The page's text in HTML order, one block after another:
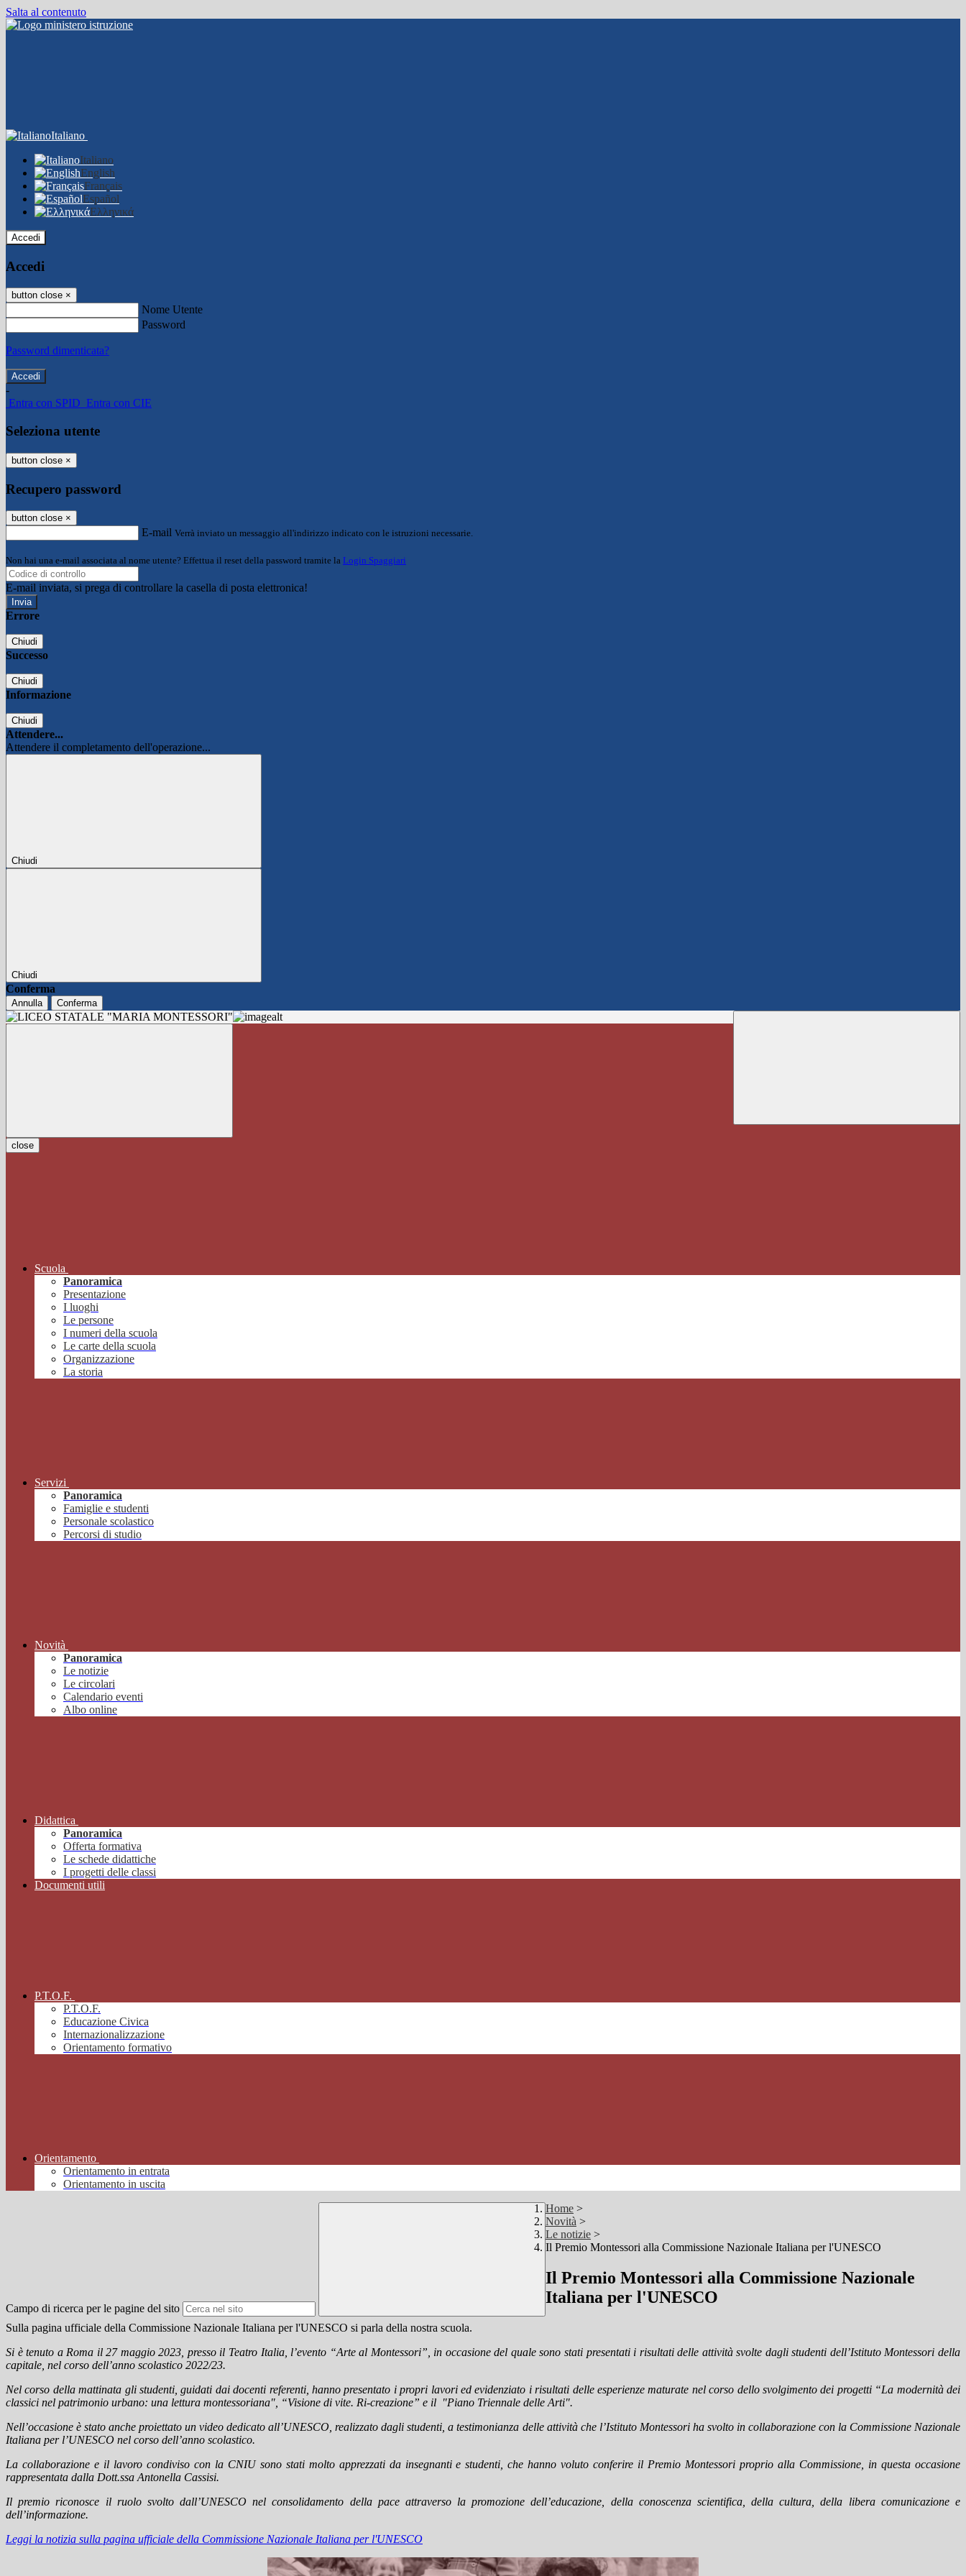
Salta al contenuto
Italiano
Italiano
English
Français
Español
Ελληνικά
Accedi
Accedi
button close ×
Nome Utente
Password
Password dimenticata?
-
Entra con SPID Entra con CIE
Seleziona utente
button close ×
Recupero password
button close ×
E-mail Verrà inviato un messaggio all'indirizzo indicato con le istruzioni necessarie.
Non hai una e-mail associata al nome utente? Effettua il reset della password tramite la Login Spaggiari
E-mail inviata, si prega di controllare la casella di posta elettronica!
Errore
Chiudi
Successo
Chiudi
Informazione
Chiudi
Attendere...
Attendere il completamento dell'operazione...
Chiudi
Chiudi
Conferma
Annulla Conferma
close
Scuola
Panoramica
Presentazione
I luoghi
Le persone
I numeri della scuola
Le carte della scuola
Organizzazione
La storia
Servizi
Panoramica
Famiglie e studenti
Personale scolastico
Percorsi di studio
Novità
Panoramica
Le notizie
Le circolari
Calendario eventi
Albo online
Didattica
Panoramica
Offerta formativa
Le schede didattiche
I progetti delle classi
Documenti utili
P.T.O.F.
P.T.O.F.
Educazione Civica
Internazionalizzazione
Orientamento formativo
Orientamento
Orientamento in entrata
Orientamento in uscita
Campo di ricerca per le pagine del sito
Home >
Novità >
Le notizie >
Il Premio Montessori alla Commissione Nazionale Italiana per l'UNESCO
Il Premio Montessori alla Commissione Nazionale
Italiana per l'UNESCO
Sulla pagina ufficiale della Commissione Nazionale Italiana per l'UNESCO si parla della nostra scuola.
Si è tenuto a Roma il 27 maggio 2023, presso il Teatro Italia, l’evento “Arte al Montessori”, in occasione del quale sono stati presentati i risultati delle attività svolte dagli studenti dell’Istituto Montessori della
capitale, nel corso dell’anno scolastico 2022/23.
Nel corso della mattinata gli studenti, guidati dai docenti referenti, hanno presentato i propri lavori ed evidenziato i risultati delle esperienze maturate nel corso dello svolgimento dei progetti “La modernità dei
classici nel patrimonio urbano: una lettura montessoriana", “Visione di vite. Ri-creazione” e il "Piano Triennale delle Arti".
Nell’occasione è stato anche proiettato un video dedicato all’UNESCO, realizzato dagli studenti, a testimonianza delle attività che l’Istituto Montessori ha svolto in collaborazione con la Commissione Nazionale
Italiana per l’UNESCO nel corso dell’anno scolastico.
La collaborazione e il lavoro condiviso con la CNIU sono stati molto apprezzati da insegnanti e studenti, che hanno voluto conferire il Premio Montessori proprio alla Commissione, in questa occasione
rappresentata dalla Dott.ssa Antonella Cassisi.
Il premio riconosce il ruolo svolto dall’UNESCO nel consolidamento della pace attraverso la promozione dell’educazione, della conoscenza scientifica, della cultura, della libera comunicazione e
dell’informazione.
Leggi la notizia sulla pagina ufficiale della Commissione Nazionale Italiana per l'UNESCO